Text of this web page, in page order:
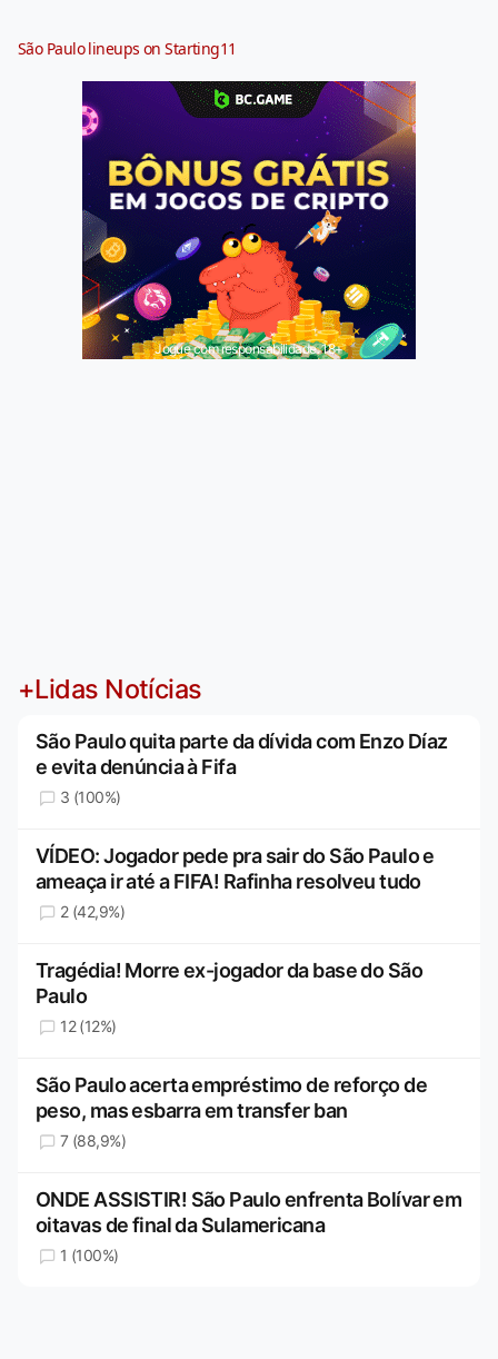
São Paulo lineups on Starting11
Jogue com responsabilidade. 18+
+Lidas Notícias
São Paulo quita parte da dívida com Enzo Díaz
e evita denúncia à Fifa
3 (100%)
VÍDEO: Jogador pede pra sair do São Paulo e
ameaça ir até a FIFA! Rafinha resolveu tudo
2 (42,9%)
Tragédia! Morre ex-jogador da base do São
Paulo
12 (12%)
São Paulo acerta empréstimo de reforço de
peso, mas esbarra em transfer ban
7 (88,9%)
ONDE ASSISTIR! São Paulo enfrenta Bolívar em
oitavas de final da Sulamericana
1 (100%)